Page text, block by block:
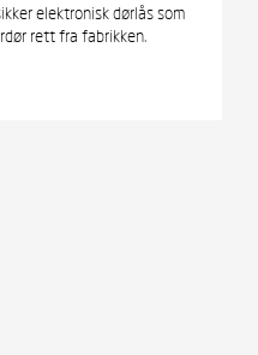
elektronisk dørlås som
rett fra fabrikken.